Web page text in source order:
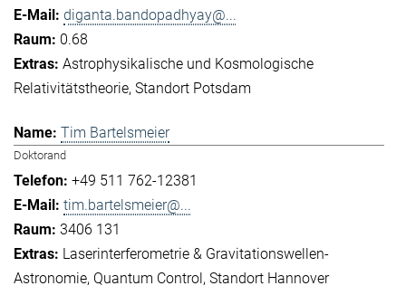
diganta.bandopadhyay@...
0.68
Astrophysikalische und Kosmologische
Relativitätstheorie Standort Potsdam
Tim Bartelsmeier
Doktorand
+49 511 762-12381
tim.bartelsmeier@...
3406 131
Laserinterferometrie & Gravitationswellen-
Astronomie Quantum Control Standort Hannover